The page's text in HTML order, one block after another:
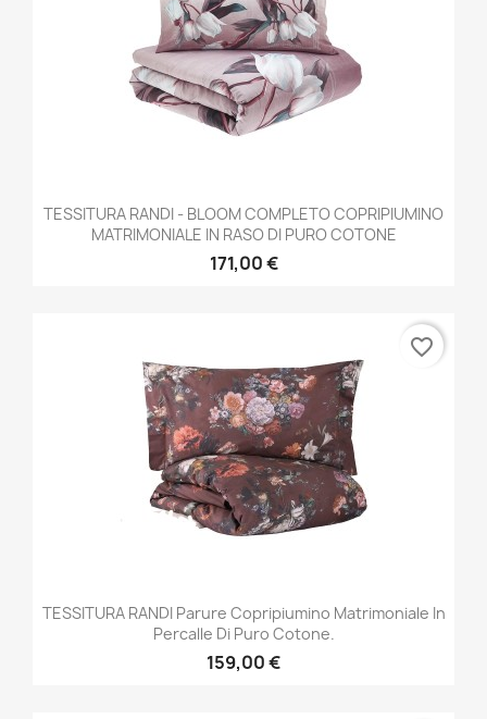
TESSITURA RANDI - BLOOM COMPLETO COPRIPIUMINO
MATRIMONIALE IN RASO DI PURO COTONE
171,00 €
TESSITURA RANDI Parure Copripiumino Matrimoniale In
Percalle Di Puro Cotone.
159,00 €
favorite_border